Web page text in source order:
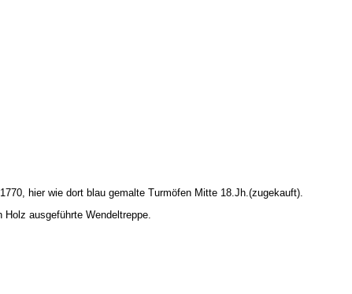
hier wie dort blau gemalte Turmöfen Mitte 18.Jh.(zugekauft).
ausgeführte Wendeltreppe.